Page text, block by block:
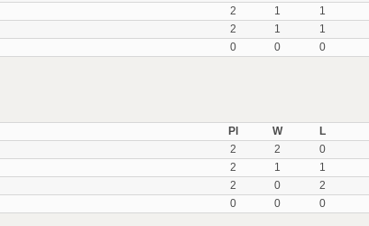
2 1 1
2 1 1
0 0 0
Pl
W L
2 2 0
2 1 1
2 0 2
0 0 0